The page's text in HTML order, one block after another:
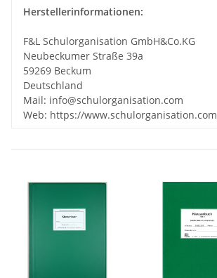
Herstellerinformationen:
F&L Schulorganisation GmbH&Co.KG
Neubeckumer Straße 39a
59269 Beckum
Deutschland
Mail: info@schulorganisation.com
Web: https://www.schulorganisation.com